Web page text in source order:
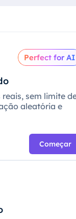
Perfect for AI
sem limite
aleatória e
Começar